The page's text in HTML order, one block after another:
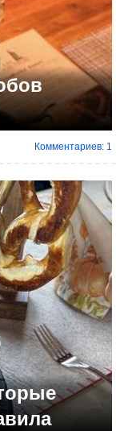
Комментариев: 1